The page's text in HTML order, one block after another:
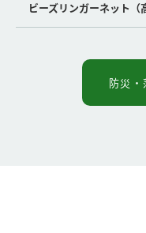
ビーズリンガーネット（
防災